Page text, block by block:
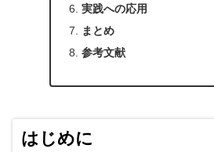
実践への応用
まとめ
参考文献
はじめに